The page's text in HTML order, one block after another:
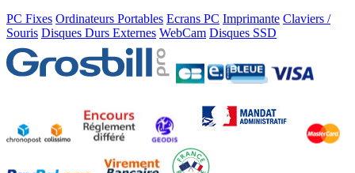
PC Fixes Ordinateurs Portables Ecrans PC Imprimante Claviers /
Souris Disques Durs Externes WebCam Disques SSD